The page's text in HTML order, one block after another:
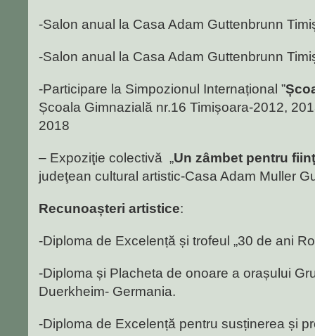
-Salon anual la Casa Adam Guttenbrunn
-Salon anual la Casa Adam Guttenbrunn
-Participare la Simpozionul Internațional ”
Școala Gimnazială nr.16 Timișoara-2012,
2018
– Expoziţie colectivă „Un zâmbet pentru
judeţean cultural artistic-Casa Adam Muller
Recunoașteri artistice:
-Diploma de Excelență și trofeul „30 de ani
-Diploma și Placheta de onoare a orașului
Duerkheim- Germania.
-Diploma de Excelență pentru susținerea și